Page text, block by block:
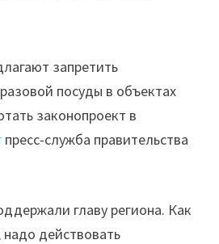
запретить
посуды в объектах
законопроект в
пресс-служба правительства
главу региона. Как
действовать